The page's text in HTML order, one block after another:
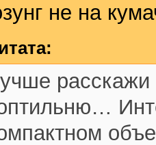
не на